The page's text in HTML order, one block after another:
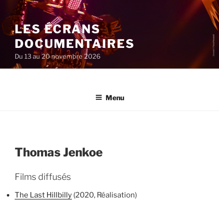
au
contenu
principal
LES ÉCRANS
DOCUMENTAIRES
Du 13 au 20 novembre 2026
Menu
Thomas Jenkoe
Films diffusés
The Last Hillbilly (2020, Réalisation)